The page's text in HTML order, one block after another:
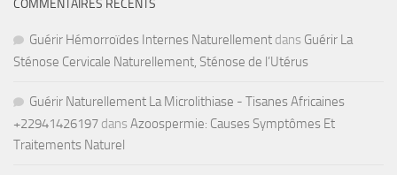
COMMENTAIRES RÉCENTS
Guérir Hémorroïdes Internes Naturellement dans Guérir La
Sténose Cervicale Naturellement, Sténose de l’Utérus
Guérir Naturellement La Microlithiase - Tisanes Africaines
+22941426197 dans Azoospermie: Causes Symptômes Et
Traitements Naturel